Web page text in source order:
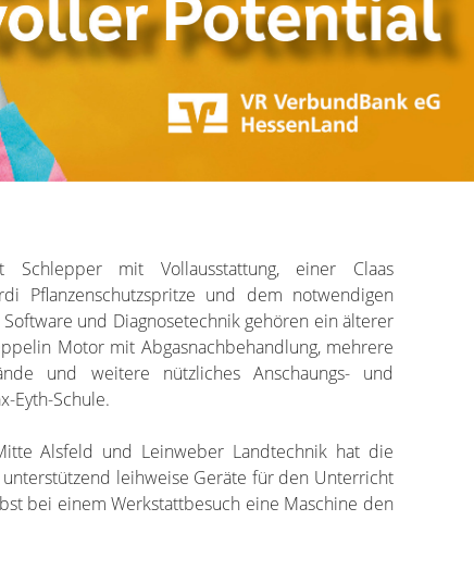
mit Vollausstattung, einer Claas
Pflanzenschutzspritze und dem notwendigen
und Diagnosetechnik gehören ein älterer
Motor mit Abgasnachbehandlung, mehrere
und weitere nützliches Anschaungs- und
Eyth-Schule.
Alsfeld und Leinweber Landtechnik hat die
leihweise Geräte für den Unterricht
bei einem Werkstattbesuch eine Maschine den